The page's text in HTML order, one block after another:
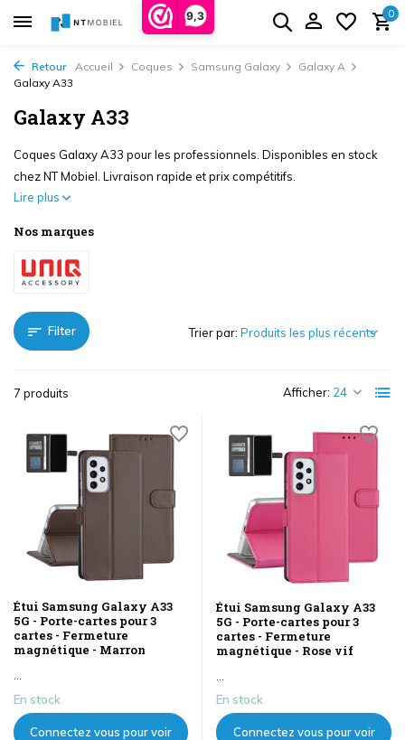
9,3 0
Retour Accueil Coques Samsung Galaxy
Galaxy A
Galaxy A33
Galaxy A33
Coques Galaxy A33 pour les professionnels. Disponibles en stock
chez NT Mobiel. Livraison rapide et prix compétitifs.
Lire plus
Nos marques
Filter
7 produits Afficher:
Trier par:
Étui Samsung Galaxy A33
5G - Porte-cartes pour 3
cartes - Fermeture
magnétique - Marron
En stock
Connectez vous pour voir
Étui Samsung Galaxy A33
5G - Porte-cartes pour 3
cartes - Fermeture
magnétique - Rose vif
En stock
Connectez vous pour voir